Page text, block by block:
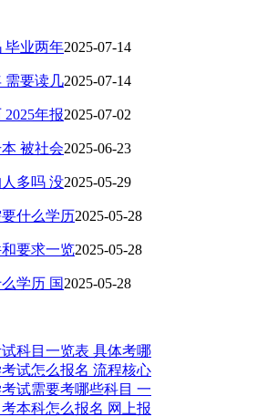
毕业两年2025-07-14
需要读几2025-07-14
年报2025-07-02
被社会2025-06-23
多吗 没2025-05-29
什么学历2025-05-28
要求一览2025-05-28
学历 国2025-05-28
科目一览表 具体考哪
试怎么报名 流程核心
试需要考哪些科目 一
本科怎么报名 网上报